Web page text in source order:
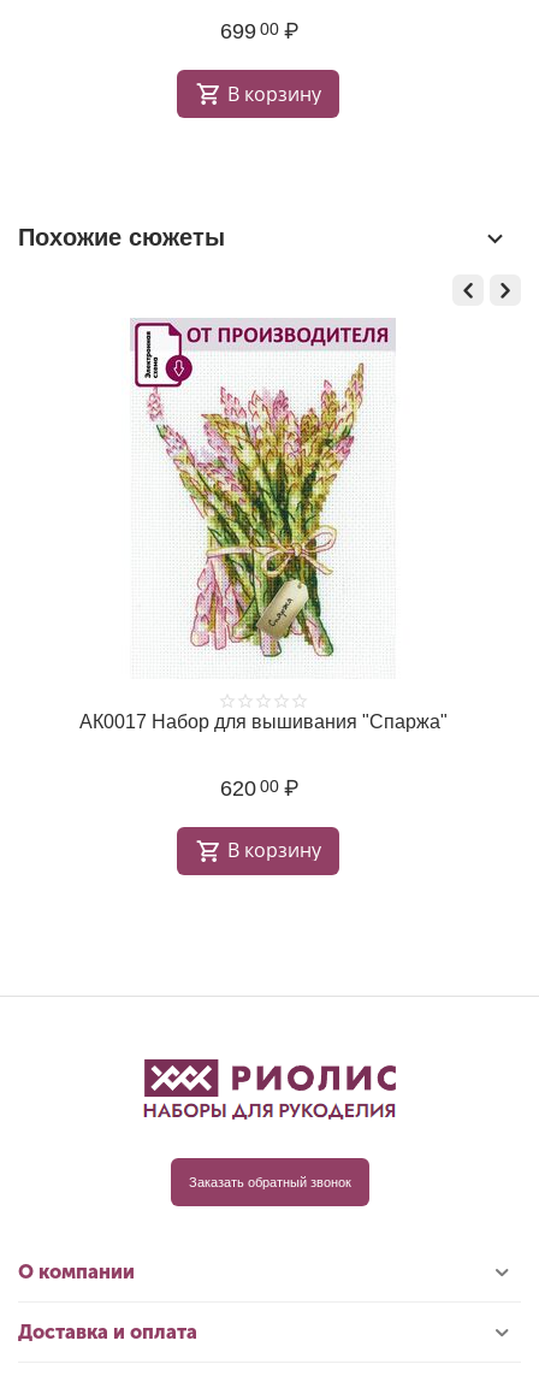
699 00 ₽
В корзину
Похожие сюжеты
АК0017 Набор для вышивания "Спаржа"
620 00 ₽
В корзину
Заказать обратный звонок
О компании
Доставка и оплата